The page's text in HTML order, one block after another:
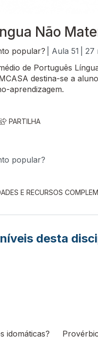
Não
popular? | Aula 51 |
de Português
destina-se a
aprendizagem.
PARTILHA
popular?
E RECURSOS
desta
idomáticas?